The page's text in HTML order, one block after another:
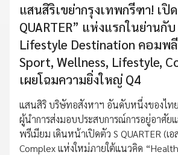
แสนสิริเขย่ากรุงเทพกรีฑา! เปิ
QUARTER” แห่งแรกในย่านกั
Lifestyle Destination คอมพ
Sport, Wellness, Lifestyle,
เผยโฉมความยิ่งใหญ่ Q4
แสนสิริ บริษัทอสังหาฯ อันดับหนึ่งของไท
ผู้นำการส่งมอบประสบการณ์การอยู่อาศัย
พรีเมียม เดินหน้าเปิดตัว S QUARTER (เ
Complex แห่งใหม่ภายใต้แนวคิด